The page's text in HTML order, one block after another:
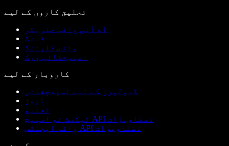
تخلیق کاروں کے لیے
اے آئی وائس جنریٹر
ڈبنگ
وائس کلوننگ
اسپیچفائی ورک
کاروبار کے لیے
ڈیولپرز کے لیے اسپیچفائی
ٹیمز
تعلیم
ٹیکسٹ ٹو اسپیچ API دستاویزات
وائس ایجنٹس API دستاویزات